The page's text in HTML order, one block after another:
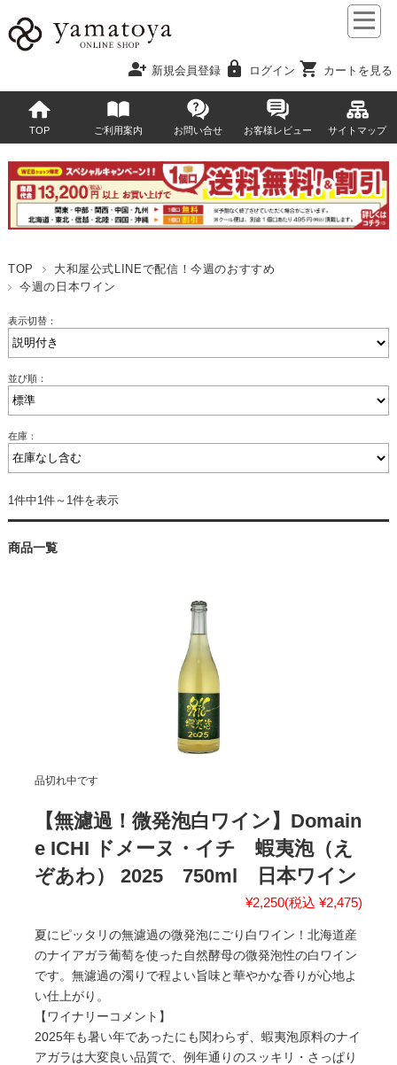
person_add 新規会員登録 lock ログイン shopping_cart カートを見る
TOP ご利用案内 お問い合せ お客様レビュー サイトマップ
TOP
大和屋公式LINEで配信！今週のおすすめ
今週の日本ワイン
表示切替：
並び順：
在庫：
1件中1件～1件を表示
商品一覧
品切れ中です
【無濾過！微発泡白ワイン】Domain
e ICHI ドメーヌ・イチ 蝦夷泡（え
ぞあわ） 2025 750ml 日本ワイン
¥2,250(税込 ¥2,475)
夏にピッタリの無濾過の微発泡にごり白ワイン！北海道産
のナイアガラ葡萄を使った自然酵母の微発泡性の白ワイン
です。無濾過の濁りで程よい旨味と華やかな香りが心地よ
い仕上がり。
【ワイナリーコメント】
2025年も暑い年であったにも関わらず、蝦夷泡原料のナイ
アガラは大変良い品質で、例年通りのスッキリ・さっぱり